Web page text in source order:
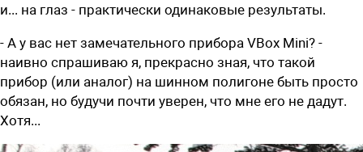
и... на глаз - практически одинаковые результаты.
- А у вас нет замечательного прибора VBox Mini? -
наивно спрашиваю я, прекрасно зная, что такой
прибор (или аналог) на шинном полигоне быть просто
обязан, но будучи почти уверен, что мне его не дадут.
Хотя...